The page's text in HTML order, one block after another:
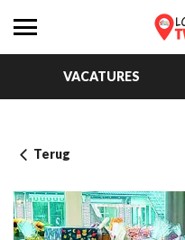
VACATURES
Terug